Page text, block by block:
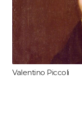
Valentino Piccoli